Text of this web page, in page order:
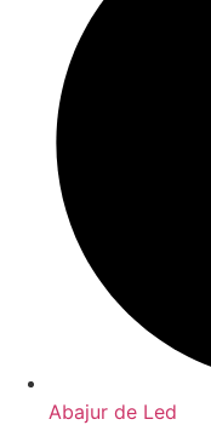
Abajur de Led